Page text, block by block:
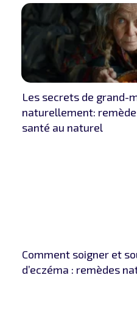
Les secrets de grand-
naturellement:
santé au naturel
Comment soigner et
d’eczéma : remèdes